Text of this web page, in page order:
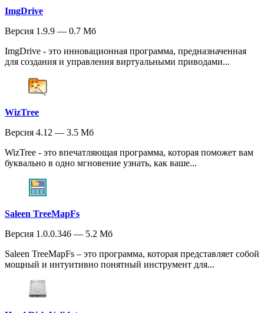
ImgDrive
Версия 1.9.9 — 0.7 Мб
ImgDrive - это инновационная программа, предназначенная
для создания и управления виртуальными приводами...
WizTree
Версия 4.12 — 3.5 Мб
WizTree - это впечатляющая программа, которая поможет вам
буквально в одно мгновение узнать, как ваше...
Saleen TreeMapFs
Версия 1.0.0.346 — 5.2 Мб
Saleen TreeMapFs – это программа, которая представляет собой
мощный и интуитивно понятный инструмент для...